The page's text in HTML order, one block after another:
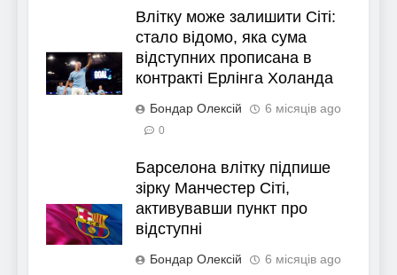
Влітку може залишити Сіті:
стало відомо, яка сума
відступних прописана в
контракті Ерлінга Холанда
Бондар Олексій 6 місяців ago
0
Барселона влітку підпише
зірку Манчестер Сіті,
активувавши пункт про
відступні
Бондар Олексій 6 місяців ago